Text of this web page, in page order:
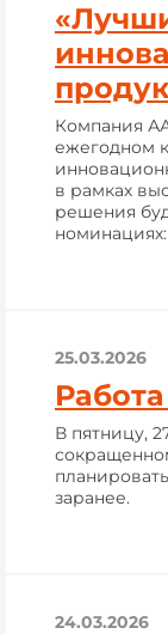
Компания
ежегодном
в рамках
решения
25.03.2026
В пятницу,
заранее.
24.03.2026